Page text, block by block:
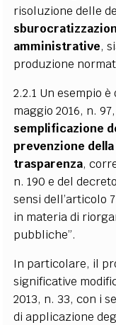
risoluzione delle
amministrative,
produzione
2.2.1 Un esempio
maggio 2016, n.
semplificazione
prevenzione
trasparenza,
n. 190 e del
sensi dell’articolo
in materia di
pubbliche”.
In particolare, il
significative
2013, n. 33, con i
di applicazione